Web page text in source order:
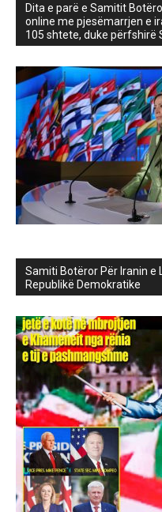
Dita e parë e Samitit
online me pjesëmarrjen e
105 shtete, duke përfshirë
Samiti Botëror Për Iranin e
Republikë Demokratike